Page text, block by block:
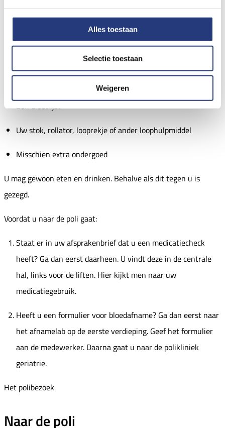
Alles toestaan
Selectie toestaan
Weigeren
Uw medicijnlijst (u kunt deze bij de apotheek krijgen)
Alle medicijnen van de drogist of apotheek (bijvoorbeeld
Uw bril en/of gehoorapparaten
Een dieetlijst
Uw stok, rollator, looprekje of ander loophulpmiddel
Misschien extra ondergoed
U mag gewoon eten en drinken. Behalve als dit tegen u is
gezegd.
Voordat u naar de poli gaat:
Staat er in uw afsprakenbrief dat u een medicatiecheck
heeft? Ga dan eerst daarheen. U vindt deze in de centrale
hal, links voor de liften. Hier kijkt men naar uw
medicatiegebruik.
Heeft u een formulier voor bloedafname? Ga dan eerst naar
het afnamelab op de eerste verdieping. Geef het formulier
aan de medewerker. Daarna gaat u naar de polikliniek
geriatrie.
Het polibezoek
Naar de poli